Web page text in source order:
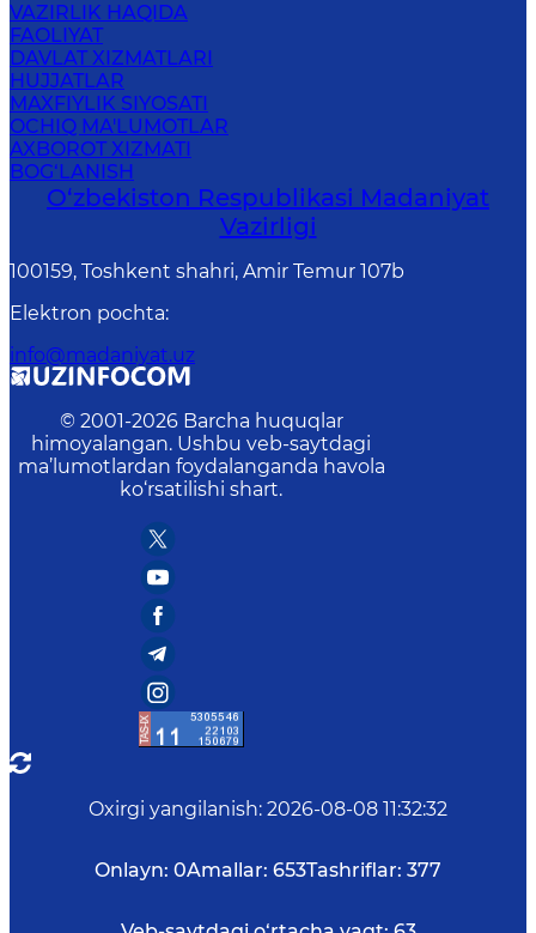
VAZIRLIK HAQIDA
FAOLIYAT
DAVLAT XIZMATLARI
HUJJATLAR
MAXFIYLIK SIYOSATI
OCHIQ MA'LUMOTLAR
AXBOROT XIZMATI
BOG‘LANISH
O‘zbekiston Respublikasi Madaniyat
Vazirligi
100159, Toshkent shahri, Amir Temur 107b
Elektron pochta:
info@madaniyat.uz
© 2001-2026 Barcha huquqlar
himoyalangan. Ushbu veb-saytdagi
ma’lumotlardan foydalanganda havola
ko‘rsatilishi shart.
Oxirgi yangilanish: 2026-08-08 11:32:32
Onlayn: 0Amallar: 653Tashriflar: 377